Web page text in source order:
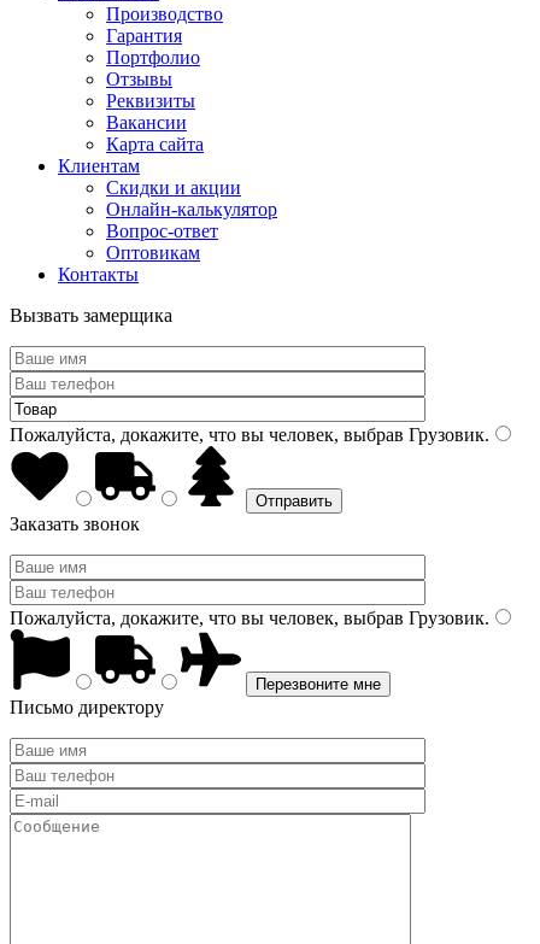
Производство
Гарантия
Портфолио
Отзывы
Реквизиты
Вакансии
Карта сайта
Клиентам
Скидки и акции
Онлайн-калькулятор
Вопрос-ответ
Оптовикам
Контакты
Вызвать замерщика
Пожалуйста, докажите, что вы человек, выбрав Грузовик.
Заказать звонок
Пожалуйста, докажите, что вы человек, выбрав Грузовик.
Письмо директору